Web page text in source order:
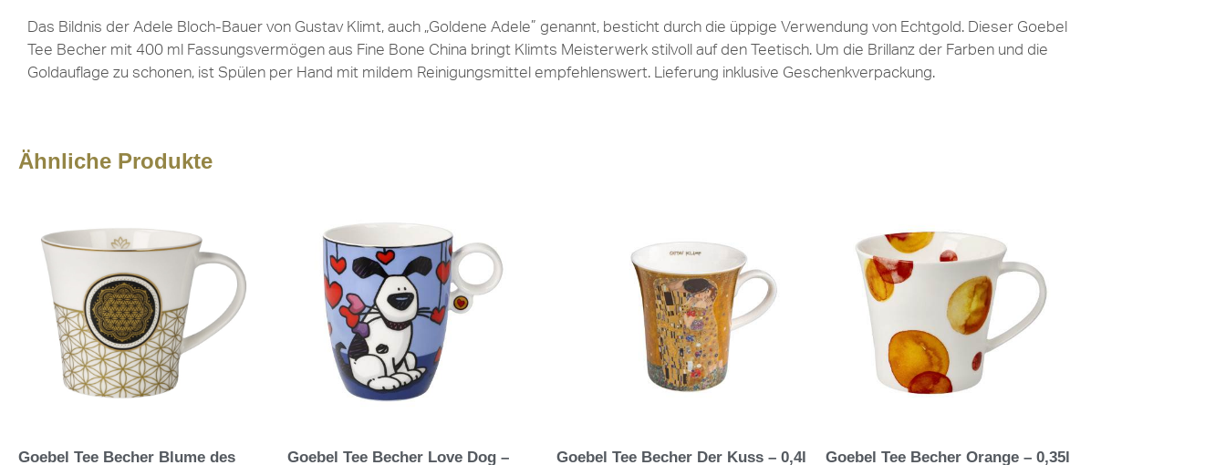
Das Bildnis der Adele Bloch-Bauer von Gustav Klimt, auch „Goldene Adele” genannt, besticht durch die üppige Verwendung von Echtgold. Dieser Goebel
Tee Becher mit 400 ml Fassungsvermögen aus Fine Bone China bringt Klimts Meisterwerk stilvoll auf den Teetisch. Um die Brillanz der Farben und die
Goldauflage zu schonen, ist Spülen per Hand mit mildem Reinigungsmittel empfehlenswert. Lieferung inklusive Geschenkverpackung.
Ähnliche Produkte
Goebel Tee Becher Blume des
Goebel Tee Becher Love Dog –
Goebel Tee Becher Der Kuss – 0,4l Goebel Tee Becher Orange – 0,35l